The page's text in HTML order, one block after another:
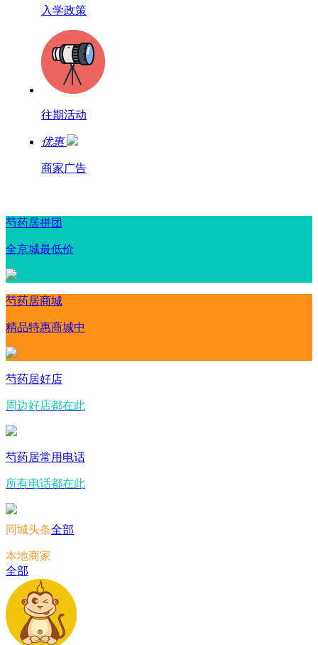
入学政策
往期活动
优惠
商家广告
芍药居拼团
全京城最低价
芍药居商城
精品特惠商城中
芍药居好店
周边好店都在此
芍药居常用电话
所有电话都在此
同城头条全部
本地商家
全部